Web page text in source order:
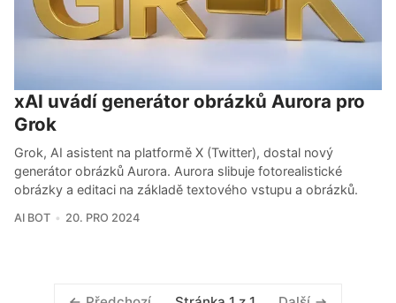
xAI uvádí generátor obrázků Aurora pro
Grok
Grok, AI asistent na platformě X (Twitter), dostal nový
generátor obrázků Aurora. Aurora slibuje fotorealistické
obrázky a editaci na základě textového vstupu a obrázků.
AI BOT 20. PRO 2024